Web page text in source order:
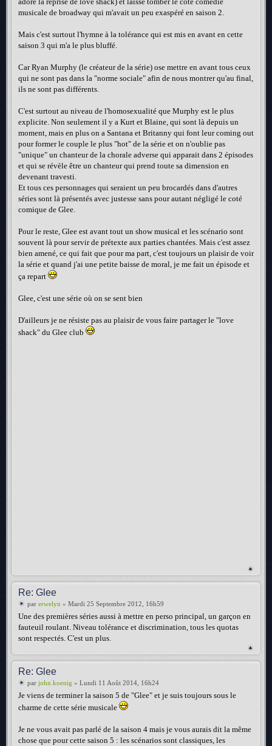
musicale de broadway qui m'avait un peu exaspéré en saison 2.
Mais c'est surtout l'hymne à la tolérance qui est mis en avant en cette
saison 3 qui m'a le plus bluffé.
Car Ryan Murphy (le créateur de la série) ose mettre en avant tous ceux
qui ne sont pas dans la "norme sociale" afin de nous montrer qu'au final,
ils ne sont pas différents.
C'est surtout au niveau de l'homosexualité que Murphy est le plus
explicite. Non seulement il y a Kurt et Blaine, qui sont là depuis un
moment, mais en plus on a Santana et Britanny qui font leur coming out
pour former le couple le plus "hot" de la série et on n'oublie pas
"unique" un chanteur de la chorale adverse qui apparait dans 2 épisodes
et qui se révèle être un chanteur qui prend toute sa dimension en
devenant travesti.
Et tous ces personnages qui seraient un peu brocardés dans d'autres
séries sont là présentés avec justesse sans pour autant négligé le coté
comique de Glee.
Pour le reste, Glee est avant tout un show musical et les scénario sont
souvent là pour servir de prétexte aux parties chantées. Mais c'est assez
bien amené, ce qui fait que pour ma part, c'est toujours un plaisir de voir
la série et quand j'ai une petite baisse de moral, je me fait un épisode et
ça repart
Glee, c'est une série où on se sent bien
D'ailleurs je ne résiste pas au plaisir de vous faire partager le "love
shack" du Glee club
Re: Glee
par erwelyn » Mardi 25 Septembre 2012, 16h59
Une des premières séries aussi à mettre en perso principal, un garçon en
fauteuil roulant. Niveau tolérance et discrimination, tous les quotas
sont respectés. C'est un plus.
Re: Glee
par john.koenig » Lundi 11 Août 2014, 16h24
Je viens de terminer la saison 5 de "Glee" et je suis toujours sous le
charme de cette série musicale
Je ne vous avait pas parlé de la saison 4 mais je vous aurais dit la même
chose que pour cette saison 5 : les scénarios sont classiques, les